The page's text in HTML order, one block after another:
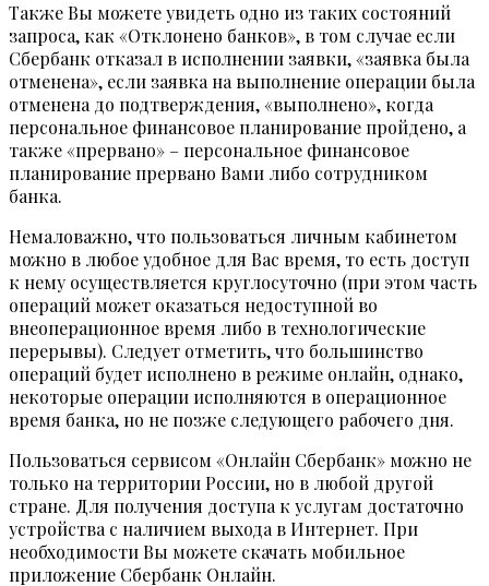
Также Вы можете увидеть одно из таких состояний
запроса, как «Отклонено банков», в том случае если
Сбербанк отказал в исполнении заявки, «заявка была
отменена», если заявка на выполнение операции была
отменена до подтверждения, «выполнено», когда
персональное финансовое планирование пройдено, а
также «прервано» – персональное финансовое
планирование прервано Вами либо сотрудником
банка.
Немаловажно, что пользоваться личным кабинетом
можно в любое удобное для Вас время, то есть доступ
к нему осуществляется круглосуточно (при этом часть
операций может оказаться недоступной во
внеоперационное время либо в технологические
перерывы). Следует отметить, что большинство
операций будет исполнено в режиме онлайн, однако,
некоторые операции исполняются в операционное
время банка, но не позже следующего рабочего дня.
Пользоваться сервисом «Онлайн Сбербанк» можно не
только на территории России, но в любой другой
стране. Для получения доступа к услугам достаточно
устройства с наличием выхода в Интернет. При
необходимости Вы можете скачать мобильное
приложение Сбербанк Онлайн.